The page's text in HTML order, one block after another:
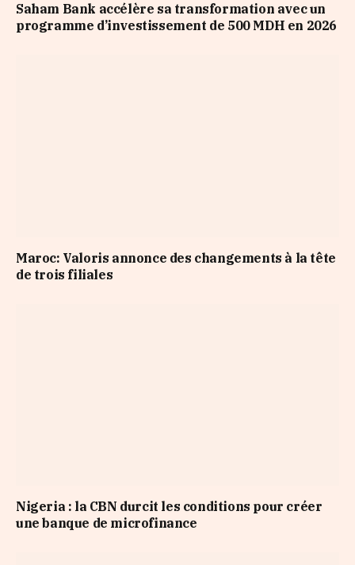
Saham Bank accélère sa transformation avec un
programme d’investissement de 500 MDH en 2026
Maroc: Valoris annonce des changements à la tête
de trois filiales
Nigeria : la CBN durcit les conditions pour créer
une banque de microfinance